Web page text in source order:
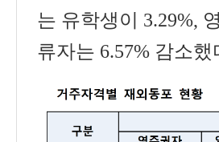
는 유학생이 3.29%,
류자는 6.57% 감소했